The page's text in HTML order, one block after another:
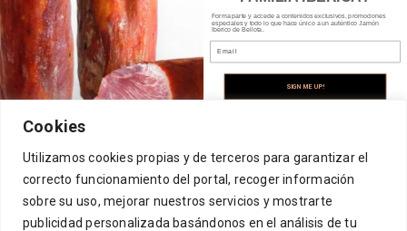
Cookies
Utilizamos cookies propias y de terceros para garantizar el
correcto funcionamiento del portal, recoger información
sobre su uso, mejorar nuestros servicios y mostrarte
publicidad personalizada basándonos en el análisis de tu
EXPERIENCIAS GASTRONÓMICAS
TIENDA
CONTACTO
RESTABLECER CONTRASEÑA
[mc4wp_form id=21156]
Forma parte y accede a contenidos exclusivos, promociones
especiales y todo lo que hace único a un auténtico Jamón
Ibérico de Bellota.
Email
SIGN ME UP!